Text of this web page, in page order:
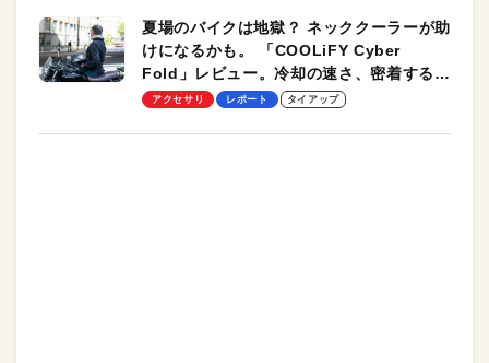
夏場のバイクは地獄？ ネッククーラーが助
けになるかも。 「COOLiFY Cyber
Fold」レビュー。冷却の速さ、密着する冷
却プレート、シンプルな操作性がグッド！
アクセサリ レポート タイアップ